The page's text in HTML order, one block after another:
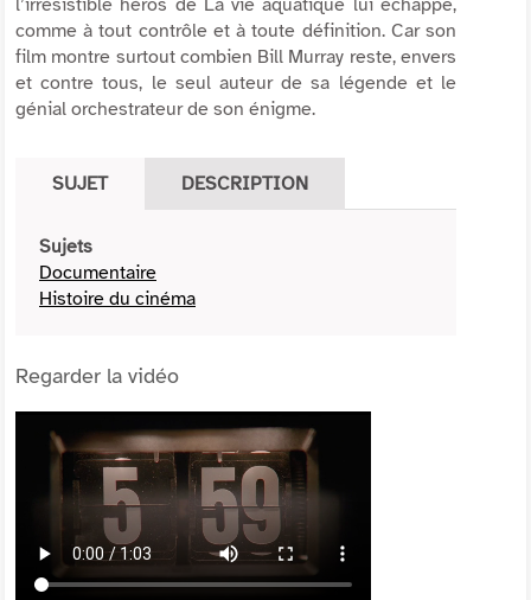
comme à tout contrôle et à toute définition. Car son
film montre surtout combien Bill Murray reste, envers
et contre tous, le seul auteur de sa légende et le
génial orchestrateur de son énigme.
SUJET DESCRIPTION
Sujets
Documentaire
Histoire du cinéma
Regarder la vidéo